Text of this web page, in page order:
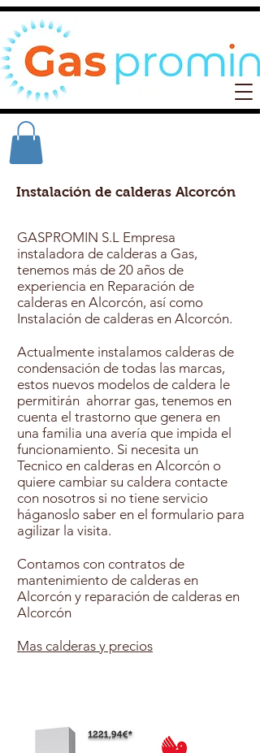
Instalación de calderas Alcorcón
GASPROMIN S.L Empresa
instaladora de calderas a Gas,
tenemos más de 20 años de
experiencia en Reparación de
calderas en Alcorcón, así como
Instalación de calderas en Alcorcón.
Actualmente instalamos calderas de
condensación de todas las marcas,
estos nuevos modelos de caldera le
permitirán ahorrar gas, tenemos en
cuenta el trastorno que genera en
una familia una avería que impida el
funcionamiento. Si necesita un
Tecnico en calderas en Alcorcón o
quiere cambiar su caldera contacte
con nosotros si no tiene servicio
háganoslo saber en el formulario para
agilizar la visita.
Contamos con contratos de
mantenimiento de calderas en
Alcorcón y reparación de calderas en
Alcorcón
Mas calderas y precios